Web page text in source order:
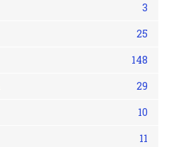
3
25
148
29
10
11